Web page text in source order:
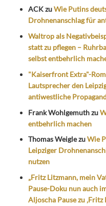
ACKzuWie Putins
Drohnenanschlag für
Waltrop als
statt zu pflegen –
selbst entbehrlich
"Kaiserfront Extra"-
Lautsprecher den
antiwestliche
Frank Wohlgemuthzu
entbehrlich machen
Thomas WeiglezuWie
Leipziger
nutzen
„Fritz Litzmann, mein
Pause-Doku nun auch
Aljoscha Pause zu